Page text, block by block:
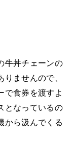
牛丼チェーンの
ませんので、
で食券を渡すよ
となっているの
から汲んでくる